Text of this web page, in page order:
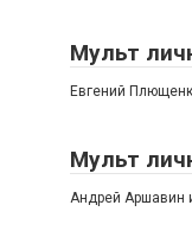
Мульт
Евгений
Мульт
Андрей Аршавин